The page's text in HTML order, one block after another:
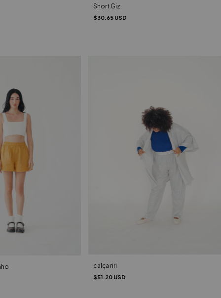
Short Giz
$30.65 USD
calça riri
$51.20 USD